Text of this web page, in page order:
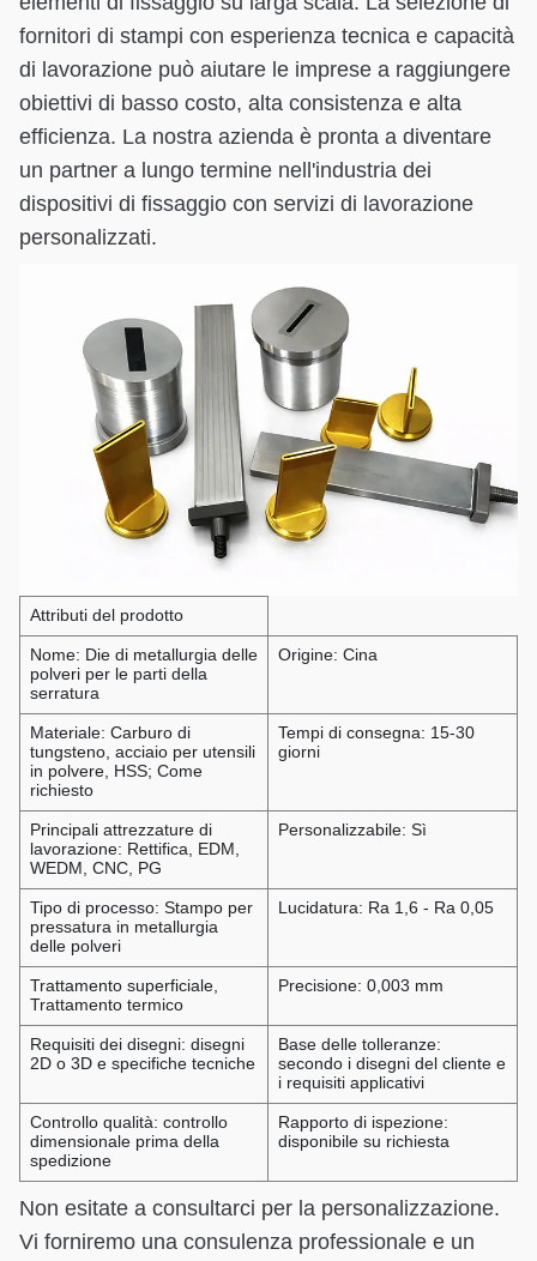
fornitori di stampi con esperienza tecnica e capacità
di lavorazione può aiutare le imprese a raggiungere
obiettivi di basso costo, alta consistenza e alta
efficienza. La nostra azienda è pronta a diventare
un partner a lungo termine nell'industria dei
dispositivi di fissaggio con servizi di lavorazione
personalizzati.
Attributi del prodotto
Nome: Die di metallurgia delle
polveri per le parti della
serratura
Origine: Cina
Materiale: Carburo di
tungsteno, acciaio per utensili
in polvere, HSS; Come
richiesto
Tempi di consegna: 15-30
giorni
Principali attrezzature di
lavorazione: Rettifica, EDM,
WEDM, CNC, PG
Personalizzabile: Sì
Tipo di processo: Stampo per
pressatura in metallurgia
delle polveri
Lucidatura: Ra 1,6 - Ra 0,05
Trattamento superficiale,
Trattamento termico
Precisione: 0,003 mm
Requisiti dei disegni: disegni
2D o 3D e specifiche tecniche
Base delle tolleranze:
secondo i disegni del cliente e
i requisiti applicativi
Controllo qualità: controllo
dimensionale prima della
spedizione
Rapporto di ispezione:
disponibile su richiesta
Non esitate a consultarci per la personalizzazione.
Vi forniremo una consulenza professionale e un